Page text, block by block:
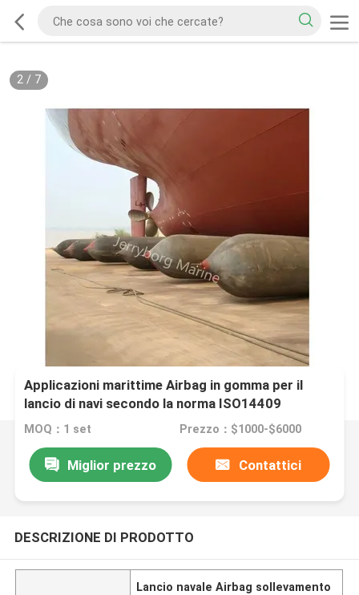
2/ 7
Applicazioni marittime Airbag in gomma per il
lancio di navi secondo la norma ISO14409
MOQ：1 set Prezzo：$1000-$6000
Miglior prezzo Contattici
DESCRIZIONE DI PRODOTTO
Lancio navale Airbag sollevamento